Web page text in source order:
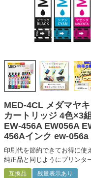
記事を探す
お客様の声
お店の紹介
ご利用ガイド
よくある質問
お問い合わせ
会員専用商品
説明書ダウンロード
MED-4CL メダマヤ
カートリッジ 4色×3
EW-456A EW056A
456Aインク ew-056a
印刷代を節約できてお得に使
純正品と同じようにプリンタ
互換品 残量表示あり